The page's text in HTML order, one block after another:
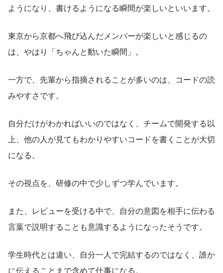
ようになり、書けるようになる瞬間が楽しいといいます。
東京から京都へ飛び込んだメンバーが楽しいと感じるの
は、やはり「ちゃんと動いた瞬間」。
一方で、先輩から指摘されることが多いのは、コードの読
みやすさです。
自分だけがわかればいいのではなく、チームで開発する以
上、他の人が見てもわかりやすいコードを書くことが大切
になる。
その視点を、研修の中で少しずつ学んでいます。
また、レビューを受ける中で、自分の意図を相手に伝わる
言葉で説明することも意識するようになったそうです。
学生時代とは違い、自分一人で完結するのではなく、誰か
に伝えることまで含めて仕事になる。